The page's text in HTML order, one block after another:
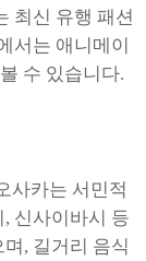
최신 유행 패션
서는 애니메이
수 있습니다.
사카는 서민적
신사이바시 등
, 길거리 음식